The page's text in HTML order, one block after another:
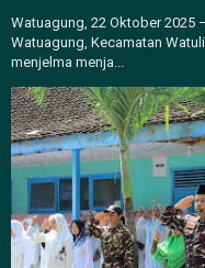
Watuagung, 22 Oktober 2025
Watuagung, Kecamatan
menjelma menja...